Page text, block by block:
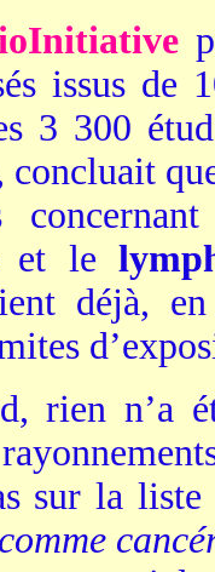
issus de
3 300
le
déjà,
rien n’a
sur la